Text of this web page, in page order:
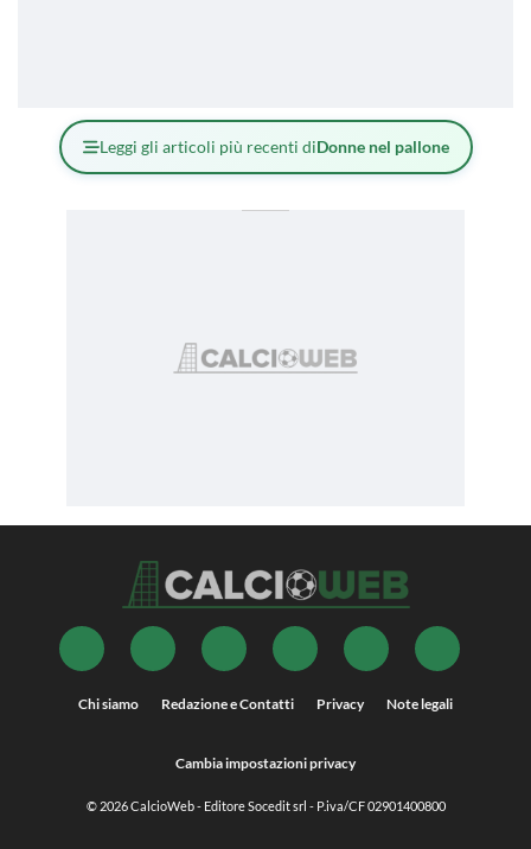
Leggi gli articoli più recenti diDonne nel pallone
Chi siamo Redazione e Contatti Privacy Note legali
Cambia impostazioni privacy
© 2026CalcioWeb- Editore Socedit srl - P.iva/CF 02901400800